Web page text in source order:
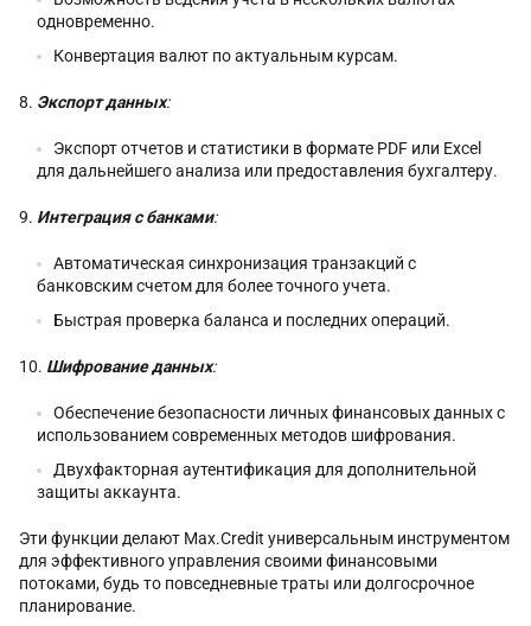
одновременно.
Конвертация валют по актуальным курсам.
Экспорт данных:
Экспорт отчетов и статистики в формате PDF или Excel
для дальнейшего анализа или предоставления бухгалтеру.
Интеграция с банками:
Автоматическая синхронизация транзакций с
банковским счетом для более точного учета.
Быстрая проверка баланса и последних операций.
Шифрование данных:
Обеспечение безопасности личных финансовых данных с
использованием современных методов шифрования.
Двухфакторная аутентификация для дополнительной
защиты аккаунта.
Эти функции делают Max.Credit универсальным инструментом
для эффективного управления своими финансовыми
потоками, будь то повседневные траты или долгосрочное
планирование.